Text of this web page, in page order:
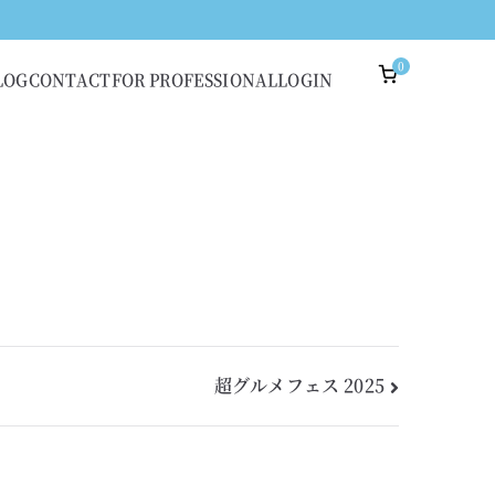
CONTACTFOR PROFESSIONALLOGIN
0
超グルメフェス 2025